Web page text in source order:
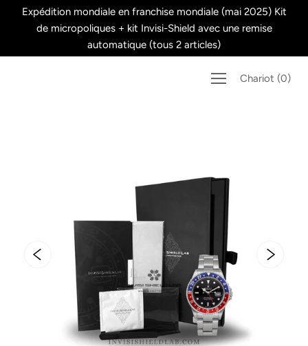
PasserExpédition mondiale en franchise mondiale (mai 2025) Kit
de micropoliques + kit Invisi-Shield avec une remise
automatique (tous 2 articles)
Chariot (0)